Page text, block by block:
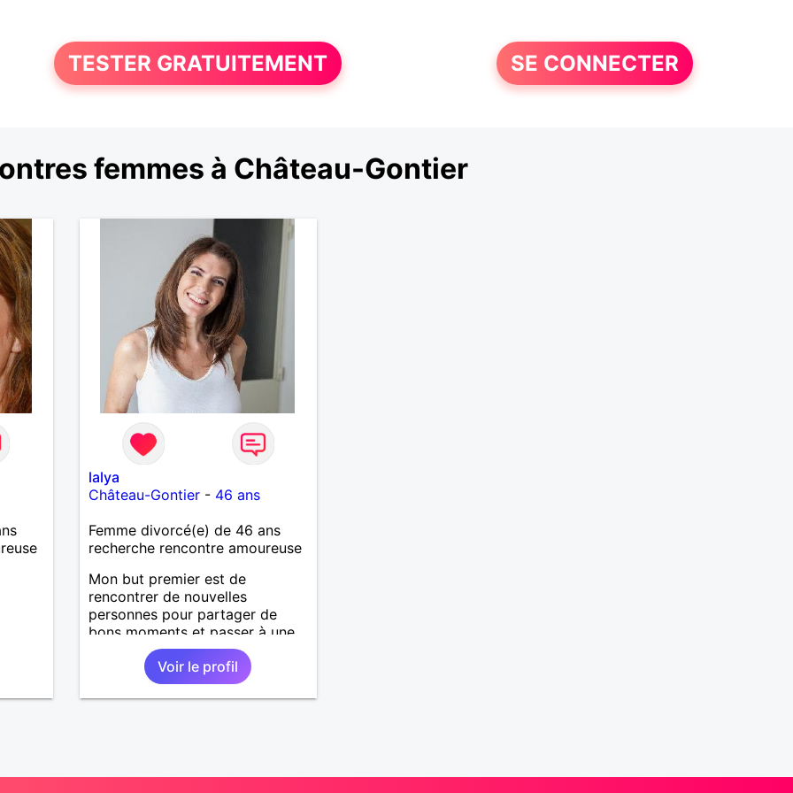
TESTER GRATUITEMENT SE CONNECTER
femmes à Château-Gontier
lalya
Château-Gontier- 46 ans
Femme divorcé(e) de 46 ans
recherche rencontre amoureuse
Mon but premier est de
rencontrer de nouvelles
personnes pour partager de
bons moments et passer à une
étape suivante. Dans la vie tout
bouge et rien n'est éternel, mais
on a la chance de choisir et de
construire son avenir donc je
Château-Gonthier qui
Voir le profil